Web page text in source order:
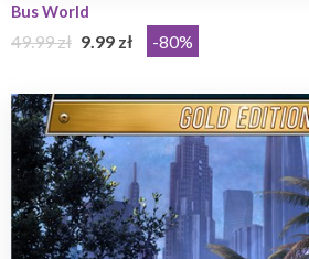
Bus World
49.99 zł 9.99 zł -80%